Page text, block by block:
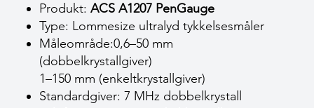
Produkt: ACS A1207 PenGauge
Type: Lommesize ultralyd tykkelsesmåler
Måleområde:0,6–50 mm
(dobbelkrystallgiver)
1–150 mm (enkeltkrystallgiver)
Standardgiver: 7 MHz dobbelkrystall